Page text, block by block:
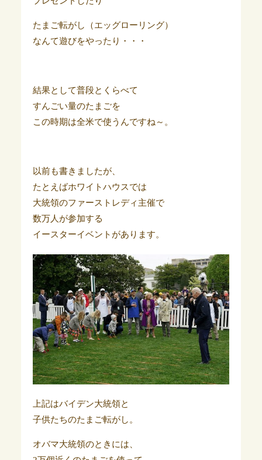
たまご転がし（エッグローリング）
なんて遊びをやったり・・・
結果として普段とくらべて
すんごい量のたまごを
この時期は全米で使うんですね～。
以前も書きましたが、
たとえばホワイトハウスでは
大統領のファーストレディ主催で
数万人が参加する
イースターイベントがあります。
上記はバイデン大統領と
子供たちのたまご転がし。
オバマ大統領のときには、